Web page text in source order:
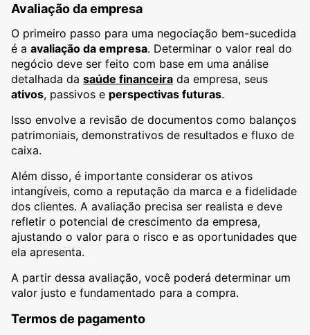
Avaliação da empresa
O primeiro passo para uma negociação bem-sucedida
é a avaliação da empresa. Determinar o valor real do
negócio deve ser feito com base em uma análise
detalhada da saúde financeira da empresa, seus
ativos, passivos e perspectivas futuras.
Isso envolve a revisão de documentos como balanços
patrimoniais, demonstrativos de resultados e fluxo de
caixa.
Além disso, é importante considerar os ativos
intangíveis, como a reputação da marca e a fidelidade
dos clientes. A avaliação precisa ser realista e deve
refletir o potencial de crescimento da empresa,
ajustando o valor para o risco e as oportunidades que
ela apresenta.
A partir dessa avaliação, você poderá determinar um
valor justo e fundamentado para a compra.
Termos de pagamento